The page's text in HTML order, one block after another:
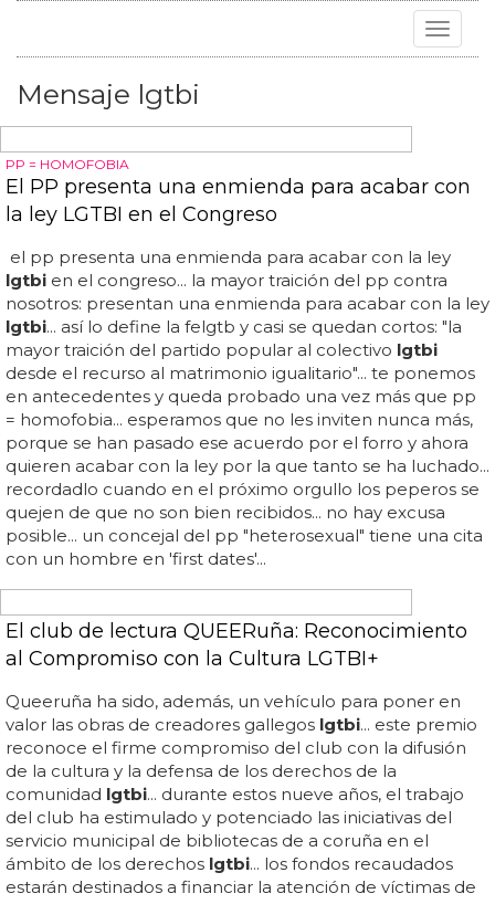
Toggle
Mensaje lgtbi
PP = HOMOFOBIA
El PP presenta una enmienda para acabar con
la ley LGTBI en el Congreso
el pp presenta una enmienda para acabar con la ley
lgtbien el congreso... la mayor traición del pp contra
nosotros: presentan una enmienda para acabar con la ley
lgtbi... así lo define la felgtb y casi se quedan cortos: "la
mayor traición del partido popular al colectivo
desde el recurso al matrimonio igualitario"... te ponemos
en antecedentes y queda probado una vez más que pp
= homofobia... esperamos que no les inviten nunca más,
porque se han pasado ese acuerdo por el forro y ahora
recordadlo cuando en el próximo orgullo los peperos se
quejen de que no son bien recibidos... no hay excusa
posible... un concejal del pp "heterosexual" tiene una cita
con un hombre en 'first dates'...